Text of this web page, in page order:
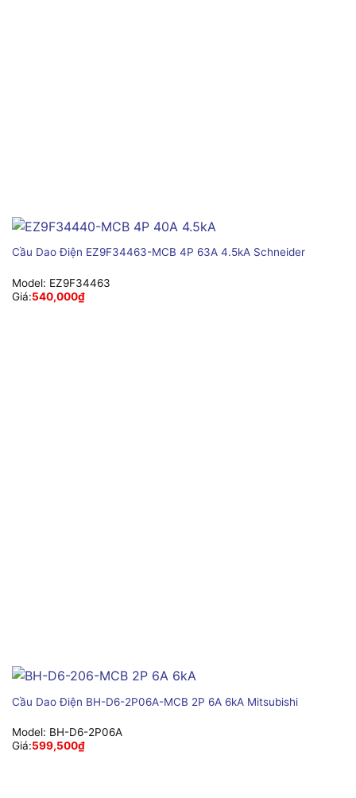
Cầu Dao Điện EZ9F34463-MCB 4P 63A 4.5kA Schneider
Model: EZ9F34463
Giá:540,000₫
Cầu Dao Điện BH-D6-2P06A-MCB 2P 6A 6kA Mitsubishi
Model: BH-D6-2P06A
Giá:599,500₫